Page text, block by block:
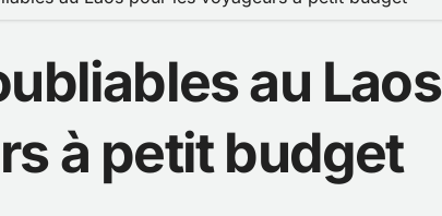
au Laos
à petit budget